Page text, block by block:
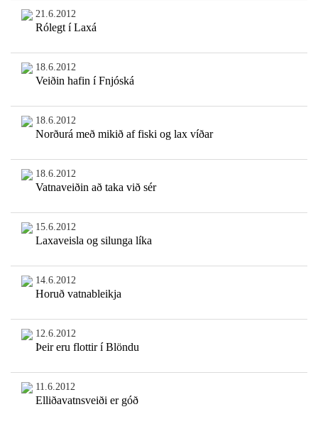
21.6.2012
Rólegt í Laxá
18.6.2012
Veiðin hafin í Fnjóská
18.6.2012
Norðurá með mikið af fiski og lax víðar
18.6.2012
Vatnaveiðin að taka við sér
15.6.2012
Laxaveisla og silunga líka
14.6.2012
Horuð vatnableikja
12.6.2012
Þeir eru flottir í Blöndu
11.6.2012
Elliðavatnsveiði er góð